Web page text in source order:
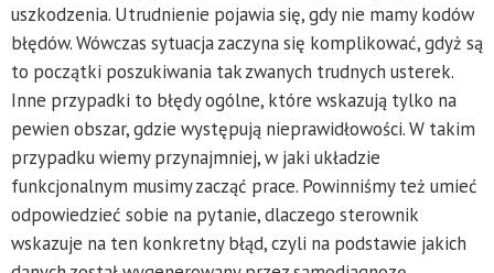
uszkodzenia. Utrudnienie pojawia się, gdy nie mamy kodów
błędów. Wówczas sytuacja zaczyna się komplikować, gdyż są
to początki poszukiwania tak zwanych trudnych usterek.
Inne przypadki to błędy ogólne, które wskazują tylko na
pewien obszar, gdzie występują nieprawidłowości. W takim
przypadku wiemy przynajmniej, w jaki układzie
funkcjonalnym musimy zacząć prace. Powinniśmy też umieć
odpowiedzieć sobie na pytanie, dlaczego sterownik
wskazuje na ten konkretny błąd, czyli na podstawie jakich